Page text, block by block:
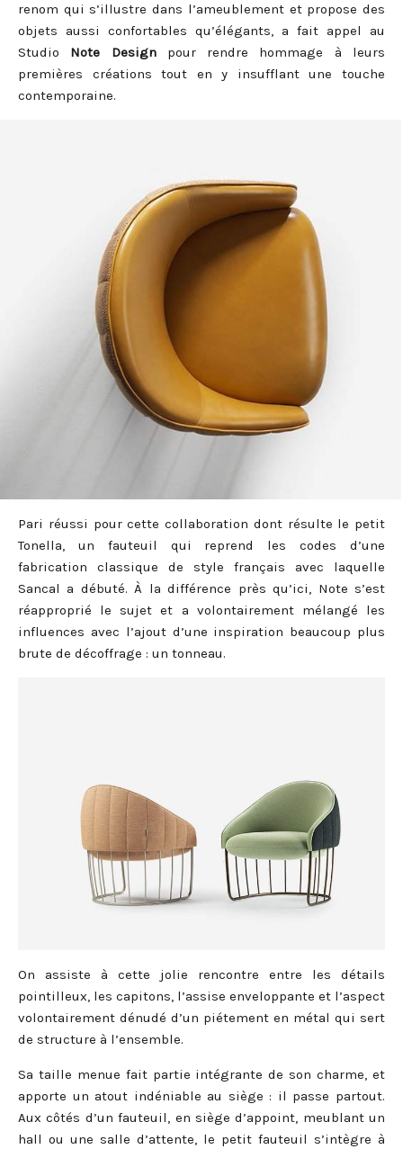
renom qui s’illustre dans l’ameublement et propose des
objets aussi confortables qu’élégants, a fait appel au
Studio Note Designpour rendre hommage à leurs
premières créations tout en y insufflant une touche
contemporaine.
Pari réussi pour cette collaboration dont résulte le petit
Tonella, un fauteuil qui reprend les codes d’une
fabrication classique de style français avec laquelle
Sancal a débuté. À la différence près qu’ici, Note s’est
réapproprié le sujet et a volontairement mélangé les
influences avec l’ajout d’une inspiration beaucoup plus
brute de décoffrage : un tonneau.
On assiste à cette jolie rencontre entre les détails
pointilleux, les capitons, l’assise enveloppante et l’aspect
volontairement dénudé d’un piétement en métal qui sert
de structure à l’ensemble.
Sa taille menue fait partie intégrante de son charme, et
apporte un atout indéniable au siège : il passe partout.
Aux côtés d’un fauteuil, en siège d’appoint, meublant un
hall ou une salle d’attente, le petit fauteuil s’intègre à